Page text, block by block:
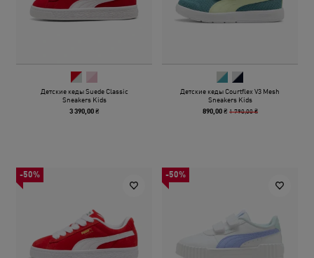
Детские кеды Suede Classic
Sneakers Kids
3 390,00 ₴
Детские кеды Courtflex V3 Mesh
Sneakers Kids
890,00 ₴ 1 790,00 ₴
-50% -50%